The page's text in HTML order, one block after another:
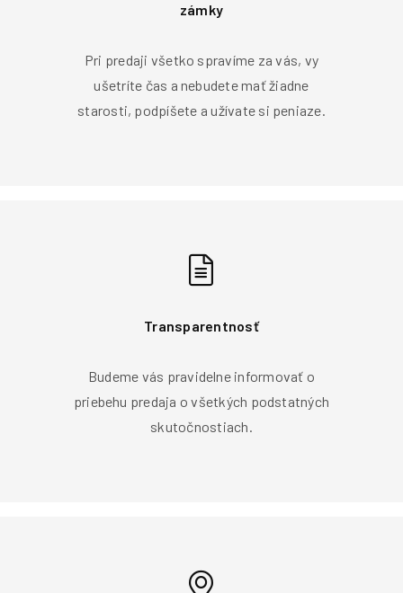
zámky
Pri predaji všetko spravíme za vás, vy
ušetríte čas a nebudete mať žiadne
starosti, podpíšete a užívate si peniaze.
Transparentnosť
Budeme vás pravidelne informovať o
priebehu predaja o všetkých podstatných
skutočnostiach.